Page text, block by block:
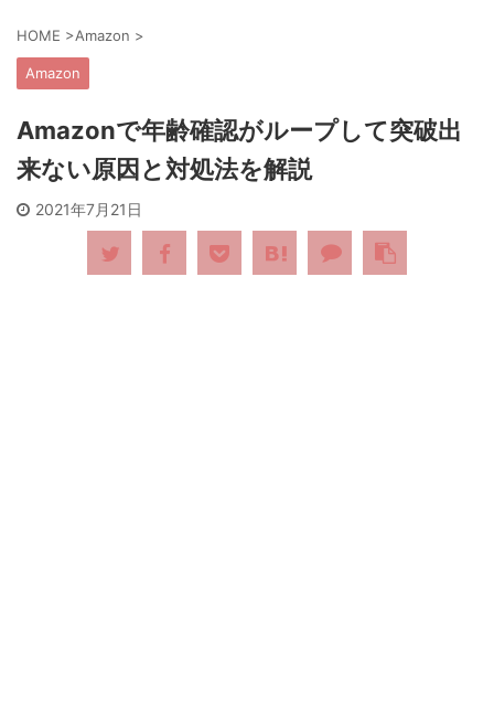
HOME >Amazon >
Amazon
Amazonで年齢確認がループして突破出
来ない原因と対処法を解説
2021年7月21日